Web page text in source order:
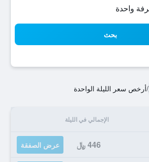
بحث
/أرخص سعر الليلة الواحدة
الإجمالي في الليلة
446 ﷼ عرض الصفقة